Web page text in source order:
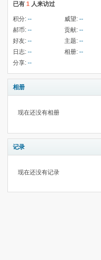
已有 1 人来访过
积分: -- 威望: --
郝币: -- 贡献: --
好友: -- 主题: --
日志: -- 相册: --
分享: --
相册
现在还没有相册
记录
现在还没有记录